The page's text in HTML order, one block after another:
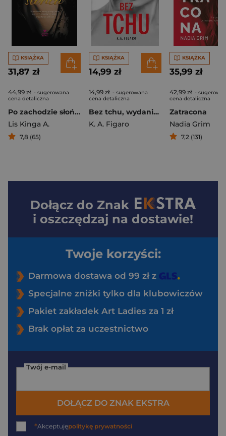
KSIĄŻKA
31,87 zł
44,99 zł - sugerowana
cena detaliczna
Po zachodzie słońca
Lis Kinga A.
7,8 (65)
KSIĄŻKA
14,99 zł
14,99 zł - sugerowana
cena detaliczna
Bez tchu, wydanie kieszonkowe
K. A. Figaro
KSIĄŻKA
35,99 zł
42,99 zł -
cena detaliczna
Zatracona
Nadia Grim
7,2 (131)
Dołącz do Znak
i oszczędzaj na dostawie!
Twoje korzyści:
Darmowa dostawa od 99 zł z
Specjalne zniżki tylko dla klubowiczów
Pakiet zakładek Art Ladies za 1 zł
Brak opłat za uczestnictwo
Twój e-mail
DOŁĄCZ DO ZNAK EKSTRA
*Akceptujępolitykę prywatności